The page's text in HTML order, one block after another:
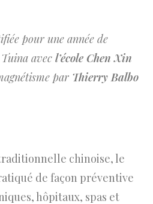
pour une année de
Tuina avecl’école Chen Xin
par Thierry Balbo
chinoise, le
de façon préventive
hôpitaux, spas et